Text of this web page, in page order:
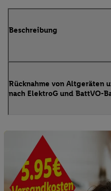
Beschreibung
Rücknahme von Altgeräten
nach ElektroG und BattVO-